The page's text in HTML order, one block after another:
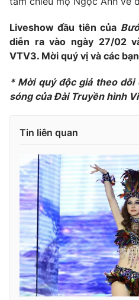
Ðiện thoại Thời báo VTV:024.66
Email: toasoan@vtv.vn
Liên hệ quảng cáo:024-
® Cấm sao chép dưới mọi hình
thuận bằng văn bản. Ghi rõ
thông tin từ website này.
Liveshow đầu tiên của
diễn ra vào ngày 27/02
VTV3. Mời quý vị và các
* Mời quý độc giả theo
sóng của Đài Truyền hình
Tin liên quan